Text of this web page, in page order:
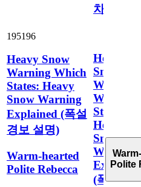
차
195196
Heavy Snow
Warning Which
States: Heavy
Snow Warning
Explained (폭설
경보 설명)
Warm-hearted
Polite Rebecca
Heavy
Snow
Warning
Which
States:
Heavy
Snow
Warning
(폭
Polite